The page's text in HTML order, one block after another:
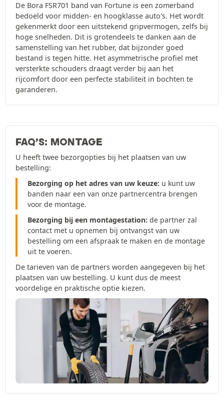
De Bora FSR701 band van Fortune is een zomerband
bedoeld voor midden- en hoogklasse auto's. Het wordt
gekenmerkt door een uitstekend gripvermogen, zelfs bij
hoge snelheden. Dit is grotendeels te danken aan de
samenstelling van het rubber, dat bijzonder goed
bestand is tegen hitte. Het asymmetrische profiel met
versterkte schouders draagt verder bij aan het
rijcomfort door een perfecte stabiliteit in bochten te
garanderen.
FAQ’S: MONTAGE
U heeft twee bezorgopties bij het plaatsen van uw
bestelling:
Bezorging op het adres van uw keuze: u kunt uw
banden naar een van onze partnercentra brengen
voor de montage.
Bezorging bij een montagestation: de partner zal
contact met u opnemen bij ontvangst van uw
bestelling om een afspraak te maken en de montage
uit te voeren.
De tarieven van de partners worden aangegeven bij het
plaatsen van uw bestelling. U kunt dus de meest
voordelige en praktische optie kiezen.